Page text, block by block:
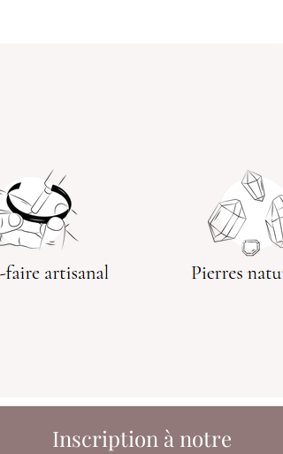
Inscription à notre